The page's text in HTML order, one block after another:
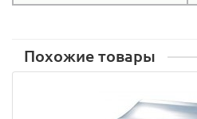
Похожие товары